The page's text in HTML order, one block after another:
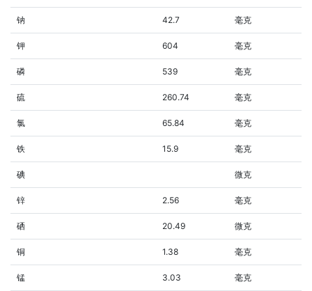
钠 42.7 毫克
钾 604 毫克
磷 539 毫克
硫 260.74 毫克
氯 65.84 毫克
铁 15.9 毫克
碘 微克
锌 2.56 毫克
硒 20.49 微克
铜 1.38 毫克
锰 3.03 毫克